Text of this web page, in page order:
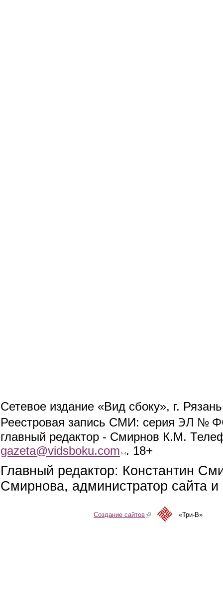
Сетевое издание «Вид сбоку», г.
Реестровая запись СМИ: серия ЭЛ №
главный редактор - Смирнов К.М.
gazeta@vidsboku.com (link sends e-mail)
. 18+
Главный редактор: Константин
Смирнова, администратор сайта
Создание сайтов(link is external)«Три-В»